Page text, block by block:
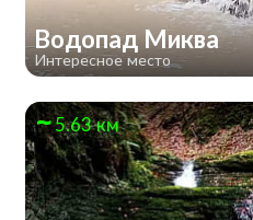
Водопад Миква
Интересное место
5.63 км